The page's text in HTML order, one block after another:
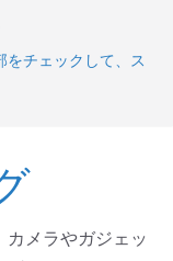
チェックして、ス
の動きが判ったら
メラやガジェッ